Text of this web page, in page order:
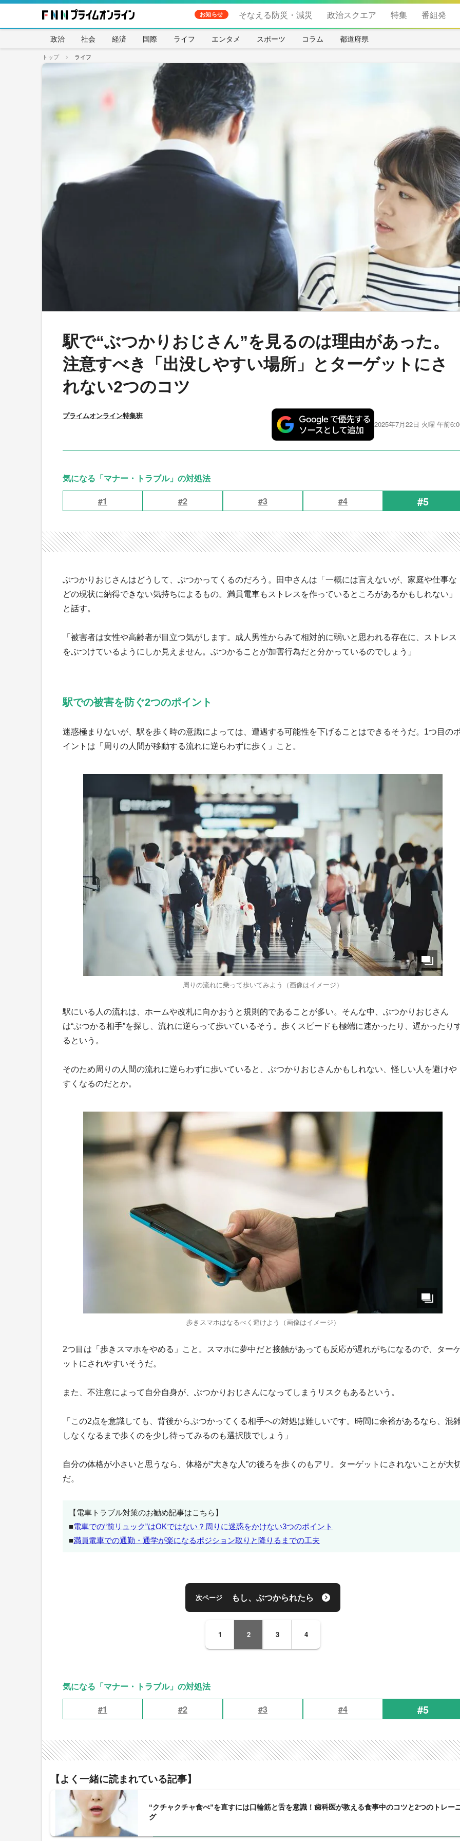
お知らせ そなえる防災・減災 政治スクエア 特集 番組発
政治 社会 経済 国際 ライフ エンタメ スポーツ コラム 都道府県
トップ ライフ
駅で“ぶつかりおじさん”を見るのは理由があった。
注意すべき「出没しやすい場所」とターゲットにさ
れない2つのコツ
プライムオンライン特集班
2025年7月22日 火曜 午前
気になる「マナー・トラブル」の対処法
#1
#2 #3 #4 #5
ぶつかりおじさんはどうして、ぶつかってくるのだろう。田中さんは「一概には言えないが、家庭や仕事な
どの現状に納得できない気持ちによるもの。満員電車もストレスを作っているところがあるかもしれない」
と話す。
「被害者は女性や高齢者が目立つ気がします。成人男性からみて相対的に弱いと思われる存在に、ストレス
をぶつけているようにしか見えません。ぶつかることが加害行為だと分かっているのでしょう」
駅での被害を防ぐ2つのポイント
迷惑極まりないが、駅を歩く時の意識によっては、遭遇する可能性を下げることはできるそうだ。1つ目の
イントは「周りの人間が移動する流れに逆らわずに歩く」こと。
周りの流れに乗って歩いてみよう（画像はイメージ）
駅にいる人の流れは、ホームや改札に向かおうと規則的であることが多い。そんな中、ぶつかりおじさん
は“ぶつかる相手”を探し、流れに逆らって歩いているそう。歩くスピードも極端に速かったり、遅かったり
るという。
そのため周りの人間の流れに逆らわずに歩いていると、ぶつかりおじさんかもしれない、怪しい人を避けや
すくなるのだとか。
歩きスマホはなるべく避けよう（画像はイメージ）
2つ目は「歩きスマホをやめる」こと。スマホに夢中だと接触があっても反応が遅れがちになるので、ター
ットにされやすいそうだ。
また、不注意によって自分自身が、ぶつかりおじさんになってしまうリスクもあるという。
「この2点を意識しても、背後からぶつかってくる相手への対処は難しいです。時間に余裕があるなら、混
しなくなるまで歩くのを少し待ってみるのも選択肢でしょう」
自分の体格が小さいと思うなら、体格が“大きな人”の後ろを歩くのもアリ。ターゲットにされないことが大
だ。
【電車トラブル対策のお勧め記事はこちら】
■電車での“前リュック”はOKではない？周りに迷惑をかけない3つのポイント
■満員電車での通勤・通学が楽になるポジション取りと降りるまでの工夫
次ページ もし、ぶつかられたら
1 2 3 4
気になる「マナー・トラブル」の対処法
#1
#2 #3 #4 #5
【よく一緒に読まれている記事】
“クチャクチャ食べ”を直すには口輪筋と舌を意識！歯科医が教える食事中のコツと2つのトレー
グ